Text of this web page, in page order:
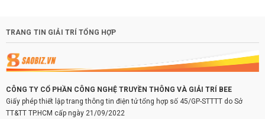
TRANG TIN GIẢI TRÍ TỔNG HỢP
CÔNG TY CỔ PHẦN CÔNG NGHỆ TRUYỀN THÔNG VÀ GIẢI TRÍ BEE
Giấy phép thiết lập trang thông tin điện tử tổng hợp số 45/GP-STTTT do Sở
TT&TT TP.HCM cấp ngày 21/09/2022